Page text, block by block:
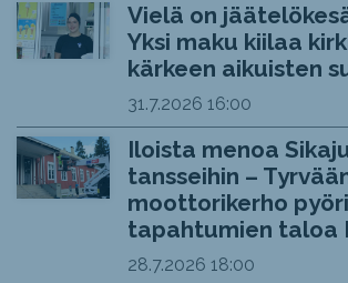
Vielä on
Yksi maku kiilaa
kärkeen aikuisten
31.7.2026 16:00
Iloista menoa
tansseihin –
moottorikerho
tapahtumien taloa
28.7.2026 18:00